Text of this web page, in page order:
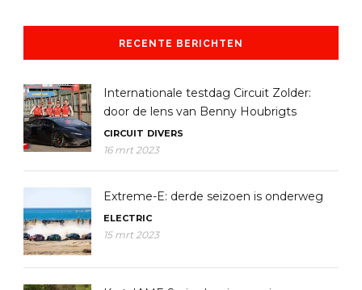
RECENTE BERICHTEN
Internationale testdag Circuit Zolder:
door de lens van Benny Houbrigts
CIRCUIT DIVERS
16 mrt 2023
Extreme-E: derde seizoen is onderweg
ELECTRIC
15 mrt 2023